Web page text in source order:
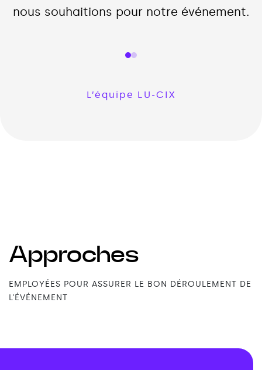
nous souhaitions pour notre événement.
L’équipe LU-CIX
Approches
EMPLOYÉES POUR ASSURER LE BON DÉROULEMENT DE
L’ÉVÉNEMENT